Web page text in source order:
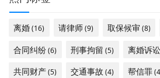
离婚(16) 请律师(9) 取保候审(8)
合同纠纷(6) 刑事拘留 (5) 离婚诉讼
共同财产(5) 交通事故 (4) 帮信罪